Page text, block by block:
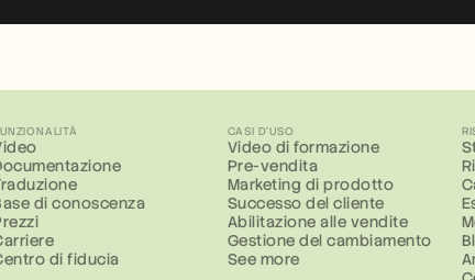
di conoscenza
di fiducia
CASI D'USO
Video di formazione
Pre-vendita
Marketing di prodotto
Successo del cliente
Abilitazione alle vendite
Gestione del cambiamento
See more